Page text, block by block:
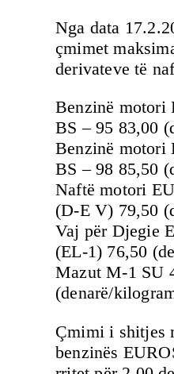
Nga data
çmimet
derivateve të
Benzinë motori
BS – 95 83,00
Benzinë motori
BS – 98 85,50
Naftë motori
(D-E V) 79,50
Vaj për Djegie
(EL-1) 76,50
Mazut М-1 SU
(denarë/
Çmimi i shitjes
benzinës